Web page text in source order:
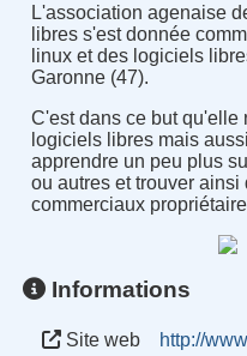
L'association agenaise
libres s'est donnée
linux et des logiciels
Garonne (47).
C'est dans ce but qu'elle
logiciels libres mais
apprendre un peu plus
ou autres et trouver
commerciaux
Informations
Site web
http://